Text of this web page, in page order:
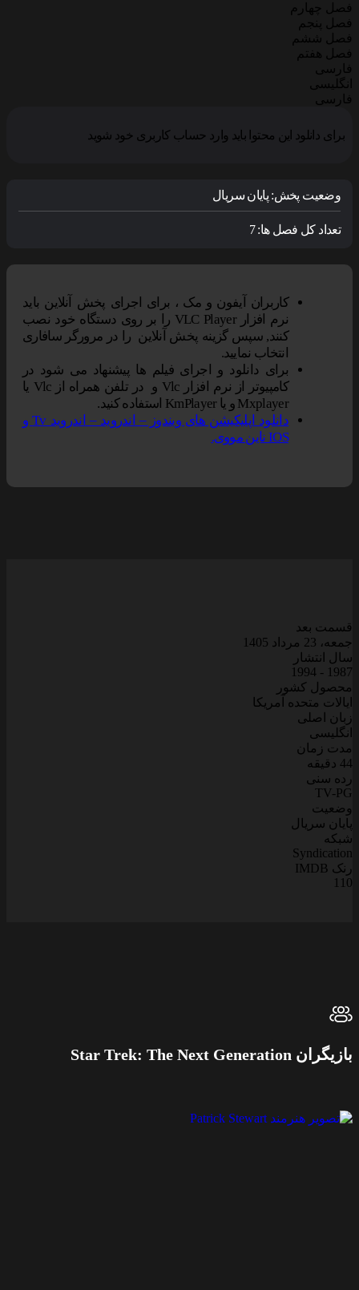
فصل چهارم
فصل پنجم
فصل ششم
فصل هفتم
فارسی
انگلیسی
فارسی
برای دانلود این محتوا باید وارد حساب کاربری خود شوید
وضعیت پخش: پایان سریال
تعداد کل فصل ها:7
کاربران آیفون و مک ، برای اجرای پخش آنلاین باید
نرم افزار VLC Player را بر روی دستگاه خود نصب
کنند, سپس گزینه پخش آنلاین را در مرورگر سافاری
انتخاب نمایید.
برای دانلود و اجرای فیلم ها پیشنهاد می شود در
کامپیوتر از نرم افزار Vlc و در تلفن همراه از Vlc یا
Mxplayer و یا KmPlayer استفاده کنید.
دانلود اپلیکیشن های ویندوز – اندروید – اندروید Tv و
IOS ناین مووی.
قسمت بعد
جمعه، 23 مرداد 1405
سال انتشار
1987 - 1994
محصول کشور
ایالات متحده آمریکا
زبان اصلی
انگلیسی
مدت زمان
44 دقیقه
رده سنی
TV-PG
وضعیت
پایان سریال
شبکه
Syndication
رنک IMDB
110
بازیگران Star Trek: The Next Generation